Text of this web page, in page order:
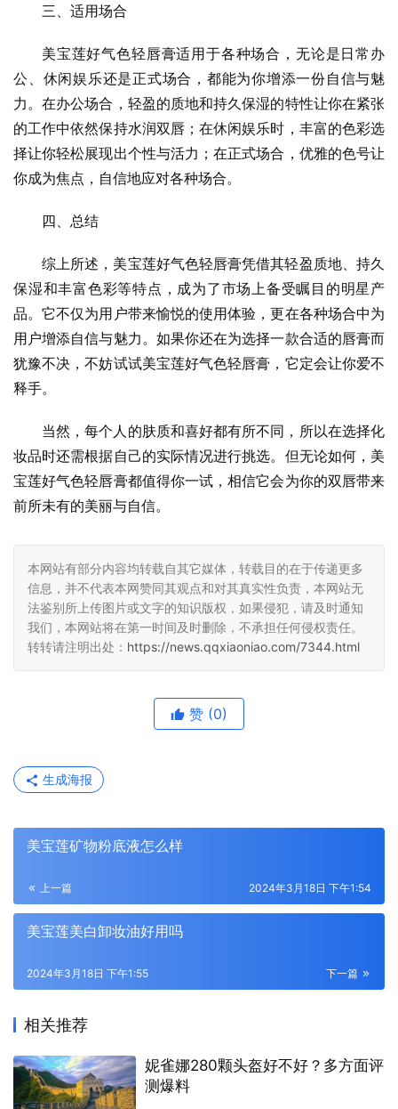
三、适用场合
美宝莲好气色轻唇膏适用于各种场合，无论是日常办
公、休闲娱乐还是正式场合，都能为你增添一份自信与魅
力。在办公场合，轻盈的质地和持久保湿的特性让你在紧张
的工作中依然保持水润双唇；在休闲娱乐时，丰富的色彩选
择让你轻松展现出个性与活力；在正式场合，优雅的色号让
你成为焦点，自信地应对各种场合。
四、总结
综上所述，美宝莲好气色轻唇膏凭借其轻盈质地、持久
保湿和丰富色彩等特点，成为了市场上备受瞩目的明星产
品。它不仅为用户带来愉悦的使用体验，更在各种场合中为
用户增添自信与魅力。如果你还在为选择一款合适的唇膏而
犹豫不决，不妨试试美宝莲好气色轻唇膏，它定会让你爱不
释手。
当然，每个人的肤质和喜好都有所不同，所以在选择化
妆品时还需根据自己的实际情况进行挑选。但无论如何，美
宝莲好气色轻唇膏都值得你一试，相信它会为你的双唇带来
前所未有的美丽与自信。
本网站有部分内容均转载自其它媒体，转载目的在于传递更多
信息，并不代表本网赞同其观点和对其真实性负责，本网站无
法鉴别所上传图片或文字的知识版权，如果侵犯，请及时通知
我们，本网站将在第一时间及时删除，不承担任何侵权责任。
转转请注明出处： https://news.qqxiaoniao.com/7344.html
赞 (0)
生成海报
美宝莲矿物粉底液怎么样
上一篇 2024年3月18日 下午1:54
美宝莲美白卸妆油好用吗
下一篇
2024年3月18日 下午1:55
相关推荐
妮雀娜280颗头盔好不好？多方面评
测爆料